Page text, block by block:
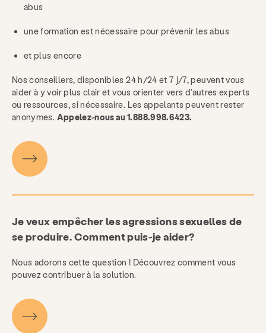
abus
une formation est nécessaire pour prévenir les abus
et plus encore
Nos conseillers, disponibles 24 h/24 et 7 j/7, peuvent vous
aider à y voir plus clair et vous orienter vers d'autres experts
ou ressources, si nécessaire. Les appelants peuvent rester
anonymes. Appelez-nous au 1.888.998.6423.
Je veux empêcher les agressions sexuelles de
se produire. Comment puis-je aider?
Nous adorons cette question ! Découvrez comment vous
pouvez contribuer à la solution.